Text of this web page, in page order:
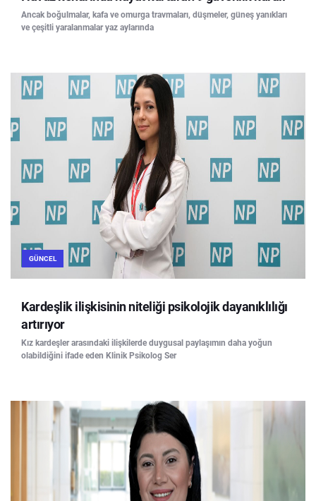
Ancak boğulmalar, kafa ve omurga travmaları, düşmeler, güneş yanıkları
ve çeşitli yaralanmalar yaz aylarında
GÜNCEL
Kardeşlik ilişkisinin niteliği psikolojik dayanıklılığı
artırıyor
Kız kardeşler arasındaki ilişkilerde duygusal paylaşımın daha yoğun
olabildiğini ifade eden Klinik Psikolog Ser